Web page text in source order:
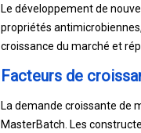
Le développement de
propriétés
croissance du marché et
Facteurs de
La demande croissante de
MasterBatch. Les